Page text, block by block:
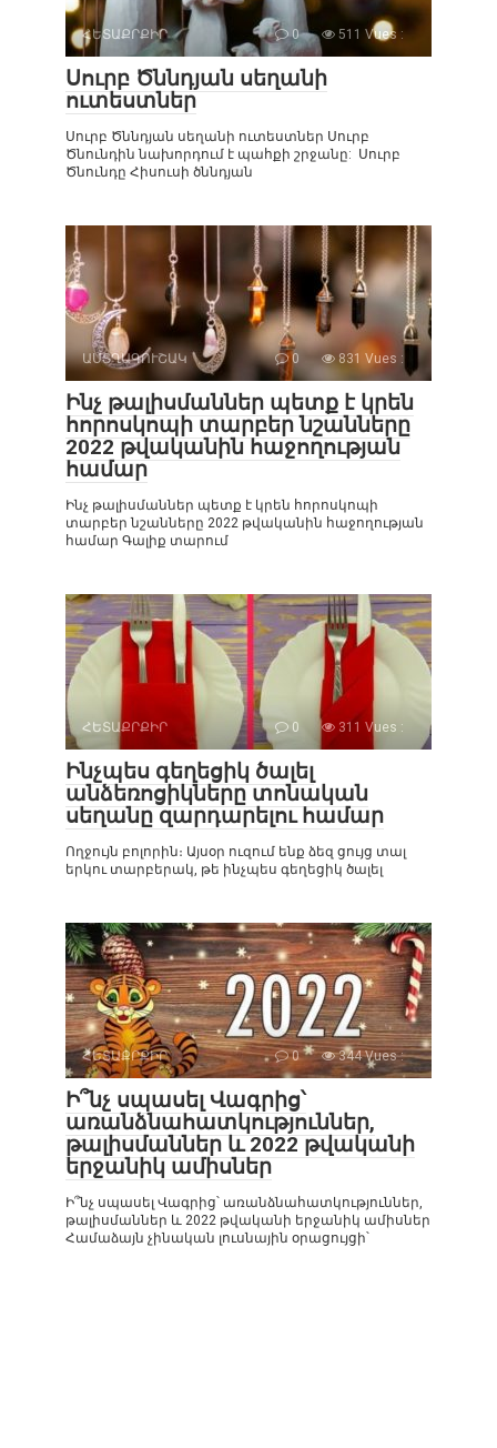
ՀԵՏԱՔՐՔԻՐ 0 511 Vues :
Սուրբ Ծննդյան սեղանի
ուտեստներ
Սուրբ Ծննդյան սեղանի ուտեստներ Սուրբ
Ծնունդին նախորդում է պահքի շրջանը: Սուրբ
Ծնունդը Հիսուսի ծննդյան
ԱՍՏՂԱԳՈՒՇԱԿ 0 831 Vues :
Ինչ թալիսմաններ պետք է կրեն
հորոսկոպի տարբեր նշանները
2022 թվականին հաջողության
համար
Ինչ թալիսմաններ պետք է կրեն հորոսկոպի
տարբեր նշանները 2022 թվականին հաջողության
համար Գալիք տարում
ՀԵՏԱՔՐՔԻՐ 0 311 Vues :
Ինչպես գեղեցիկ ծալել
անձեռոցիկները տոնական
սեղանը զարդարելու համար
Ողջույն բոլորին։ Այսօր ուզում ենք ձեզ ցույց տալ
երկու տարբերակ, թե ինչպես գեղեցիկ ծալել
ՀԵՏԱՔՐՔԻՐ 0 344 Vues :
Ի՞նչ սպասել Վագրից՝
առանձնահատկություններ,
թալիսմաններ և 2022 թվականի
երջանիկ ամիսներ
Ի՞նչ սպասել Վագրից՝ առանձնահատկություններ,
թալիսմաններ և 2022 թվականի երջանիկ ամիսներ
Համաձայն չինական լուսնային օրացույցի՝